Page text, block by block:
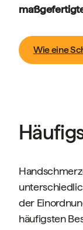
Wie eine
der
häufigsten